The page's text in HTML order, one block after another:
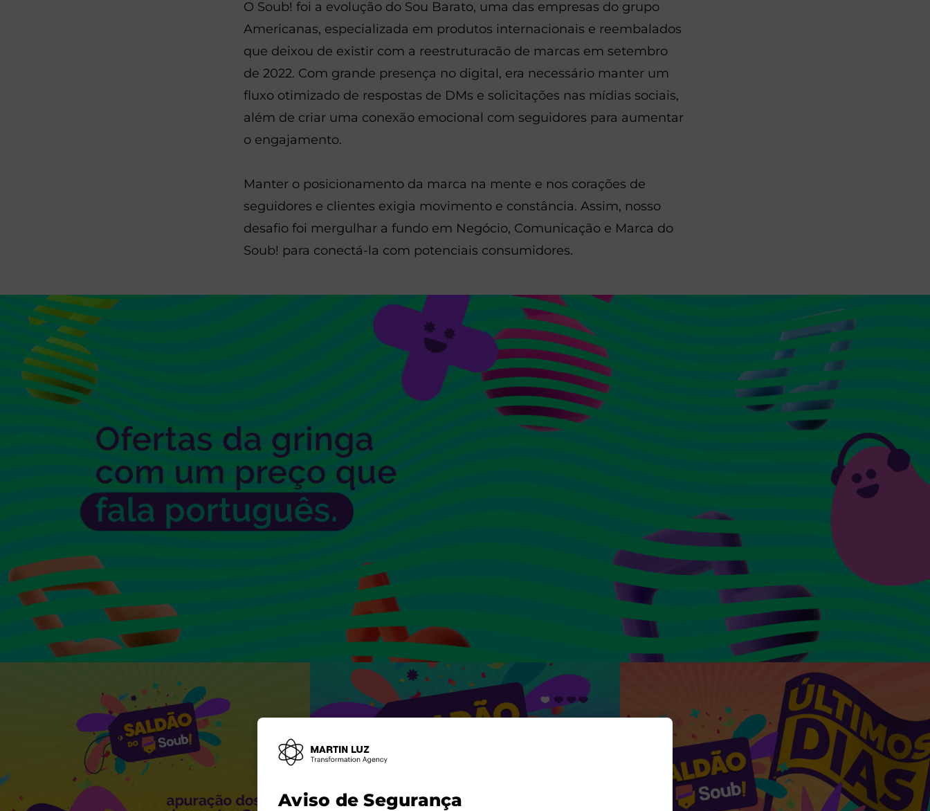
O Soub! foi a evolução do Sou Barato, uma das empresas do grupo
Americanas, especializada em produtos internacionais e reembalados
que deixou de existir com a reestruturacão de marcas em setembro
de 2022. Com grande presença no digital, era necessário manter um
fluxo otimizado de respostas de DMs e solicitações nas mídias sociais,
além de criar uma conexão emocional com seguidores para aumentar
o engajamento.
Manter o posicionamento da marca na mente e nos corações de
seguidores e clientes exigia movimento e constância. Assim, nosso
desafio foi mergulhar a fundo em Negócio, Comunicação e Marca do
Soub! para conectá-la com potenciais consumidores.
Aviso de Segurança